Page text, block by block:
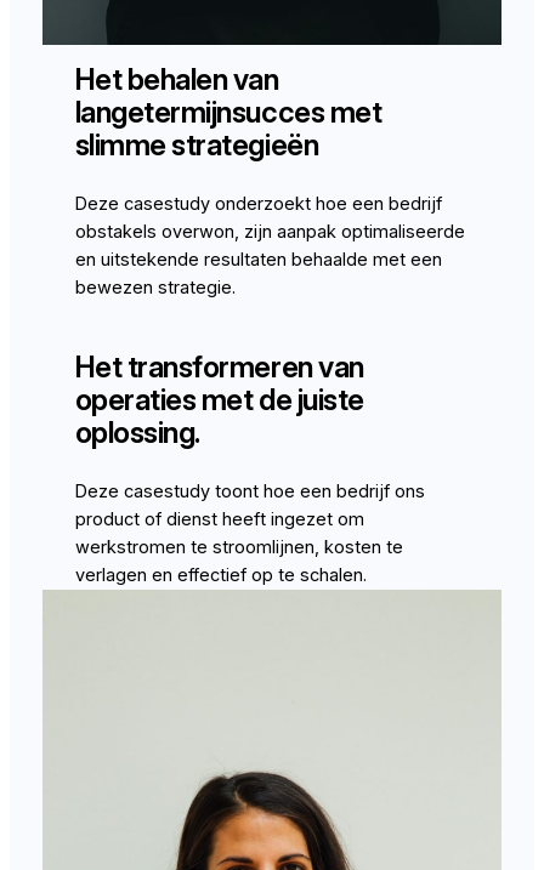
Het behalen van
langetermijnsucces met
slimme strategieën
Deze casestudy onderzoekt hoe een bedrijf
obstakels overwon, zijn aanpak optimaliseerde
en uitstekende resultaten behaalde met een
bewezen strategie.
Het transformeren van
operaties met de juiste
oplossing.
Deze casestudy toont hoe een bedrijf ons
product of dienst heeft ingezet om
werkstromen te stroomlijnen, kosten te
verlagen en effectief op te schalen.